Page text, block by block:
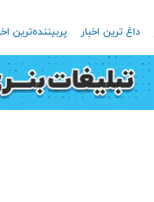
داغ ترین اخبار پربیننده‌ترین